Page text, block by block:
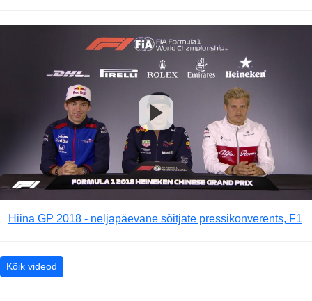
Hiina GP 2018 - neljapäevane sõitjate pressikonverents, F1
Kõik videod